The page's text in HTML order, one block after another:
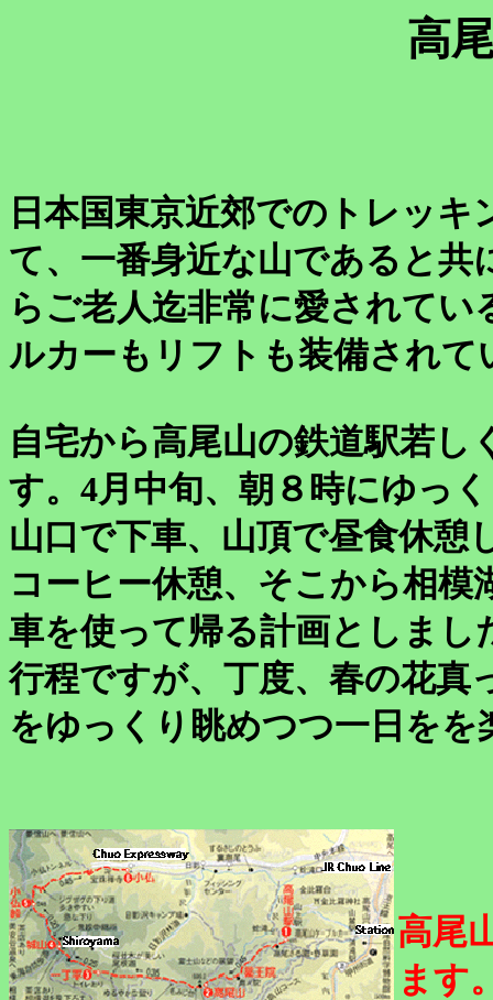
高
日本国東京近郊でのトレッ
て、一番身近な山であると共
らご老人迄非常に愛されて
ルカーもリフトも装備されて
自宅から高尾山の鉄道駅若し
す。4月中旬、朝８時にゆっ
山口で下車、山頂で昼食休憩
コーヒー休憩、そこから相
車を使って帰る計画としま
行程ですが、丁度、春の花真
をゆっくり眺めつつ一日を
高尾
ます